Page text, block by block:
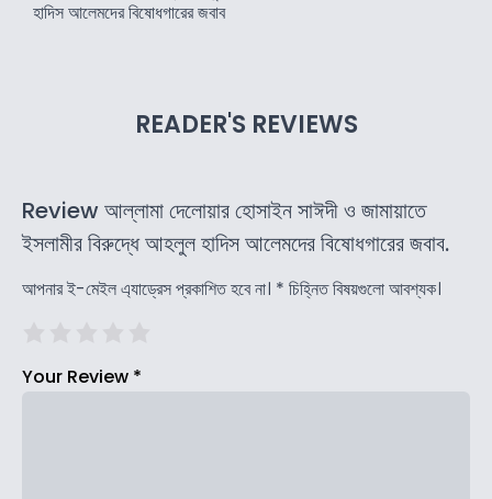
হাদিস আলেমদের বিষোধগারের জবাব
READER'S REVIEWS
Review আল্লামা দেলোয়ার হোসাইন সাঈদী ও জামায়াতে
ইসলামীর বিরুদ্ধে আহলুল হাদিস আলেমদের বিষোধগারের জবাব.
আপনার ই-মেইল এ্যাড্রেস প্রকাশিত হবে না। * চিহ্নিত বিষয়গুলো আবশ্যক।
Your Review *